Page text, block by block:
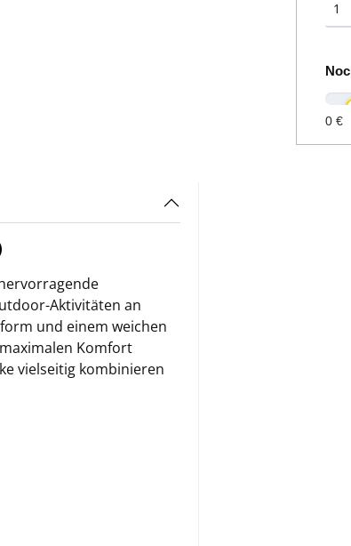
0 €
hervorragende
Aktivitäten an
und einem weichen
Komfort
vielseitig kombinieren